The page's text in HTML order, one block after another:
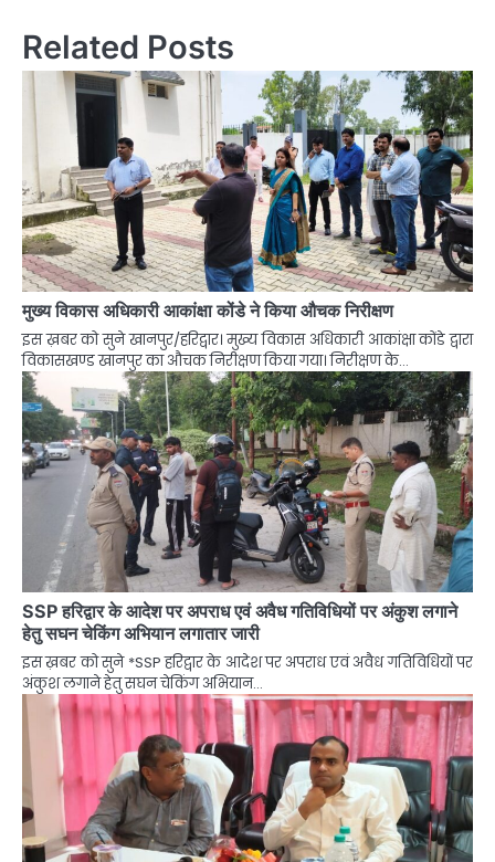
Related Posts
मुख्य विकास अधिकारी आकांक्षा कोंडे ने किया औचक निरीक्षण
इस ख़बर को सुने खानपुर/हरिद्वार। मुख्य विकास अधिकारी आकांक्षा कोंडे द्वारा
विकासखण्ड खानपुर का औचक निरीक्षण किया गया। निरीक्षण के…
SSP हरिद्वार के आदेश पर अपराध एवं अवैध गतिविधियों पर अंकुश लगाने
हेतु सघन चेकिंग अभियान लगातार जारी
इस ख़बर को सुने *SSP हरिद्वार के आदेश पर अपराध एवं अवैध गतिविधियों पर
अंकुश लगाने हेतु सघन चेकिंग अभियान…